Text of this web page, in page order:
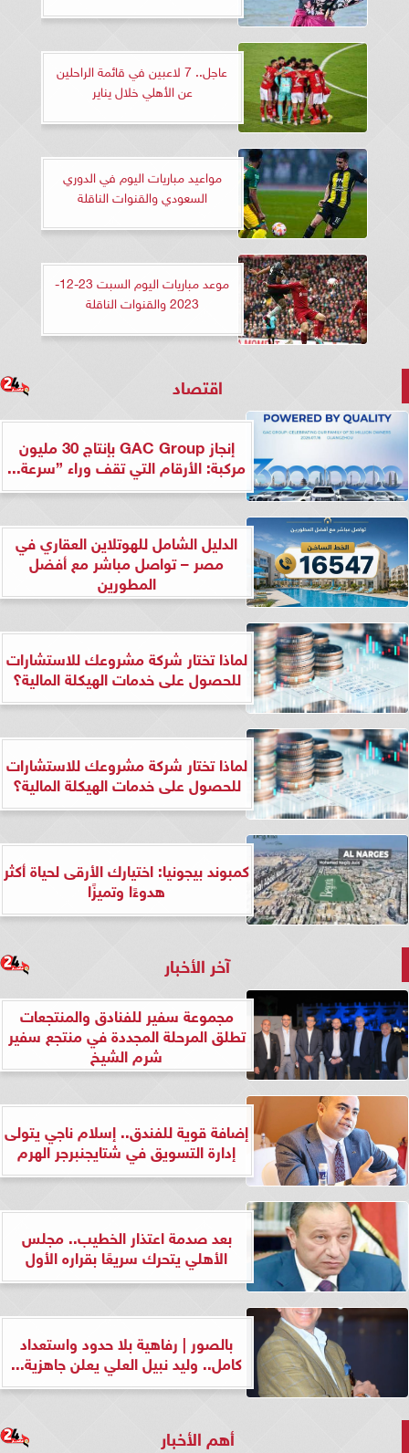
عاجل.. 7 لاعبين في قائمة الراحلين
عن الأهلي خلال يناير
مواعيد مباريات اليوم في الدوري
السعودي والقنوات الناقلة
موعد مباريات اليوم السبت 23-12-
2023 والقنوات الناقلة
اقتصاد
إنجاز GAC Group بإنتاج 30 مليون
مركبة: الأرقام التي تقف وراء ”سرعة...
الدليل الشامل للهوتلاين العقاري في
مصر – تواصل مباشر مع أفضل
المطورين
لماذا تختار شركة مشروعك للاستشارات
للحصول على خدمات الهيكلة المالية؟
لماذا تختار شركة مشروعك للاستشارات
للحصول على خدمات الهيكلة المالية؟
كمبوند بيجونيا: اختيارك الأرقى لحياة أكثر
هدوءًا وتميزًا
آخر الأخبار
مجموعة سفير للفنادق والمنتجعات
تطلق المرحلة المجددة في منتجع سفير
شرم الشيخ
إضافة قوية للفندق.. إسلام ناجي يتولى
إدارة التسويق في شتايجنبرجر الهرم
بعد صدمة اعتذار الخطيب.. مجلس
الأهلي يتحرك سريعًا بقراره الأول
بالصور | رفاهية بلا حدود واستعداد
كامل.. وليد نبيل العلي يعلن جاهزية...
أهم الأخبار